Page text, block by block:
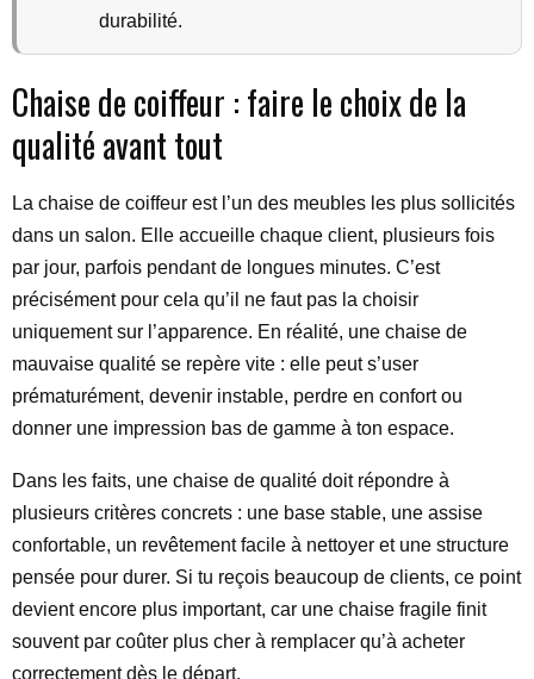
durabilité.
Chaise de coiffeur : faire le choix de la
qualité avant tout
La chaise de coiffeur est l’un des meubles les plus sollicités
dans un salon. Elle accueille chaque client, plusieurs fois
par jour, parfois pendant de longues minutes. C’est
précisément pour cela qu’il ne faut pas la choisir
uniquement sur l’apparence. En réalité, une chaise de
mauvaise qualité se repère vite : elle peut s’user
prématurément, devenir instable, perdre en confort ou
donner une impression bas de gamme à ton espace.
Dans les faits, une chaise de qualité doit répondre à
plusieurs critères concrets : une base stable, une assise
confortable, un revêtement facile à nettoyer et une structure
pensée pour durer. Si tu reçois beaucoup de clients, ce point
devient encore plus important, car une chaise fragile finit
souvent par coûter plus cher à remplacer qu’à acheter
correctement dès le départ.